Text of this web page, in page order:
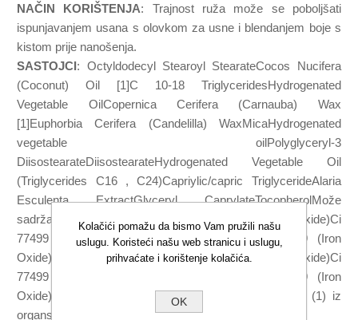
NAČIN KORIŠTENJA: Trajnost ruža može se poboljšati
ispunjavanjem usana s olovkom za usne i blendanjem boje s
kistom prije nanošenja.
SASTOJCI: Octyldodecyl Stearoyl StearateCocos Nucifera
(Coconut) Oil [1]C 10-18 TriglyceridesHydrogenated
Vegetable OilCopernica Cerifera (Carnauba) Wax
[1]Euphorbia Cerifera (Candelilla) WaxMicaHydrogenated
vegetable oilPolyglyceryl-3
DiisostearateDiisostearateHydrogenated Vegetable Oil
(Triglycerides C16 , C24)Capriylic/capric TriglycerideAlaria
Esculenta ExtractGlyceryl CaprylateTocopherolMože
sadržavati (+/-): Ci 77499 (Iron Oxide)Ci 77499 (Iron Oxide)Ci
77499 (Iron Oxide)Ci 77499 (Iron Oxide)Ci 77499 (Iron
Oxide)Ci 77499 (Iron Oxide)TalcCi 77499 (Iron Oxide)Ci
77499 (Iron Oxide)Ci 77499 (Iron Oxide)Ci 77499 (Iron
Oxide)Tin dioxideCalcium Sodium BorosilicateSilica * (1) iz
organskog uzgoja
Kolačići pomažu da bismo Vam pružili našu
uslugu. Koristeći našu web stranicu i uslugu,
prihvaćate i korištenje kolačića.
OK